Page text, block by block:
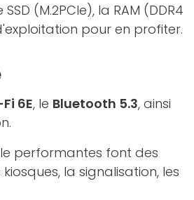
(M.2PCIe), la RAM (DDR4
pour en profiter.
6E, le Bluetooth 5.3, ainsi
performantes font des
la signalisation, les